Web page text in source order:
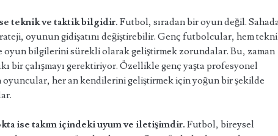
teknik ve taktik bilgidir. Futbol, sıradan bir oyun değil.
oyunun gidişatını değiştirebilir. Genç futbolcular, hem
oyun bilgilerini sürekli olarak geliştirmek zorundalar. Bu, zaman
bir çalışmayı gerektiriyor. Özellikle genç yaşta profesyonel
oyuncular, her an kendilerini geliştirmek için yoğun bir şekilde
ise takım içindeki uyum ve iletişimdir. Futbol, bireysel